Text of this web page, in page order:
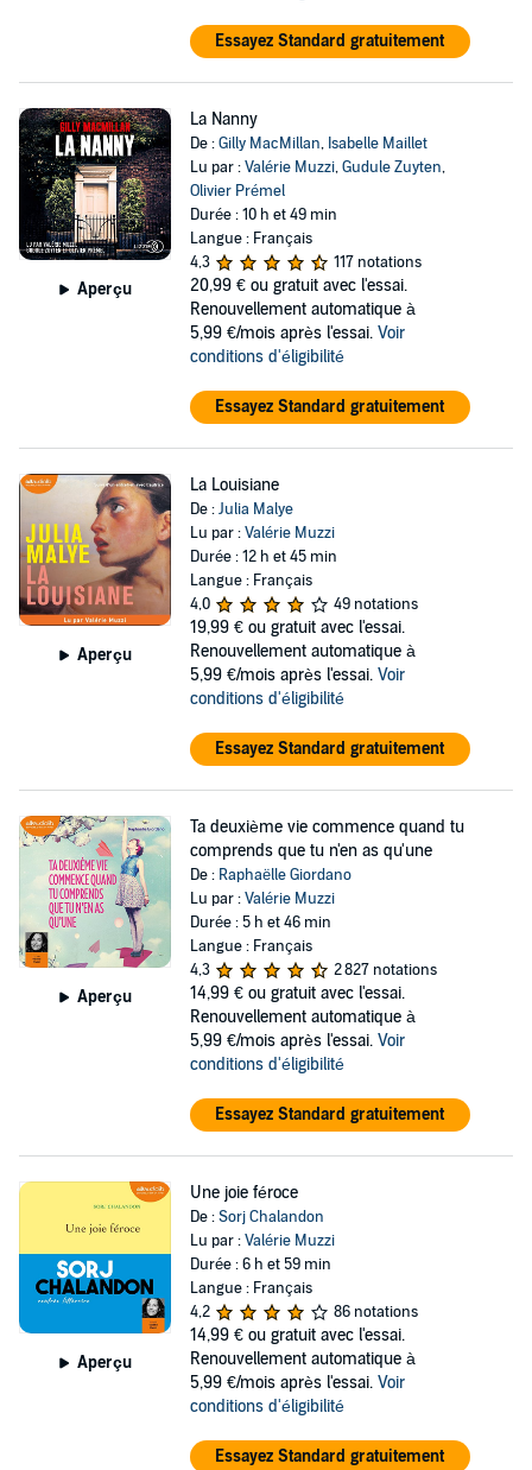
Essayez Standard gratuitement
Aperçu
La Nanny
De :Gilly MacMillan, Isabelle Maillet
Lu par :Valérie Muzzi,Gudule Zuyten,
Olivier Prémel
Durée : 10 h et 49 min
Langue : Français
4,3
117 notations
20,99 € ou gratuit avec l'essai.
Renouvellement automatique à
5,99 €/mois après l'essai. Voir
conditions d'éligibilité
Essayez Standard gratuitement
Aperçu
La Louisiane
De :Julia Malye
Lu par :Valérie Muzzi
Durée : 12 h et 45 min
Langue : Français
4,0
49 notations
19,99 € ou gratuit avec l'essai.
Renouvellement automatique à
5,99 €/mois après l'essai. Voir
conditions d'éligibilité
Essayez Standard gratuitement
Aperçu
Ta deuxième vie commence quand tu
comprends que tu n'en as qu'une
De : Raphaëlle Giordano
Lu par :Valérie Muzzi
Durée : 5 h et 46 min
Langue : Français
4,3
2 827 notations
14,99 € ou gratuit avec l'essai.
Renouvellement automatique à
5,99 €/mois après l'essai. Voir
conditions d'éligibilité
Essayez Standard gratuitement
Aperçu
Une joie féroce
De :Sorj Chalandon
Lu par :Valérie Muzzi
Durée : 6 h et 59 min
Langue : Français
4,2
86 notations
14,99 € ou gratuit avec l'essai.
Renouvellement automatique à
5,99 €/mois après l'essai. Voir
conditions d'éligibilité
Essayez Standard gratuitement